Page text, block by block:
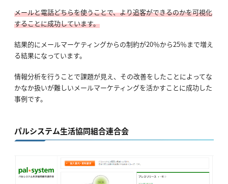
メールと電話どちらを使うことで、より追客ができるのかを可視化
することに成功しています。
結果的にメールマーケティングからの制約が20％から25％まで増え
る結果になっています。
情報分析を行うことで課題が見え、その改善をしたことによってな
かなか扱いが難しいメールマーケティングを活かすことに成功した
事例です。
パルシステム生活協同組合連合会